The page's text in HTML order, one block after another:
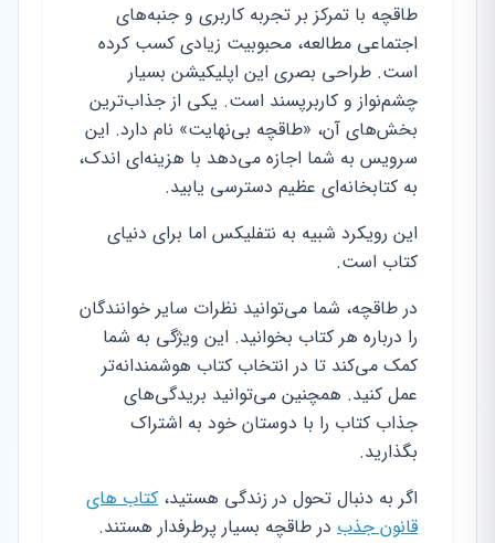
طاقچه با تمرکز بر تجربه کاربری و جنبه‌های
اجتماعی مطالعه، محبوبیت زیادی کسب کرده
است. طراحی بصری این اپلیکیشن بسیار
چشم‌نواز و کاربرپسند است. یکی از جذاب‌ترین
بخش‌های آن، «طاقچه بی‌نهایت» نام دارد. این
سرویس به شما اجازه می‌دهد با هزینه‌ای اندک،
به کتابخانه‌ای عظیم دسترسی یابید.
این رویکرد شبیه به نتفلیکس اما برای دنیای
کتاب است.
در طاقچه، شما می‌توانید نظرات سایر خوانندگان
را درباره هر کتاب بخوانید. این ویژگی به شما
کمک می‌کند تا در انتخاب کتاب هوشمندانه‌تر
عمل کنید. همچنین می‌توانید بریدگی‌های
جذاب کتاب را با دوستان خود به اشتراک
بگذارید.
اگر به دنبال تحول در زندگی هستید، کتاب های
قانون جذب در طاقچه بسیار پرطرفدار هستند.